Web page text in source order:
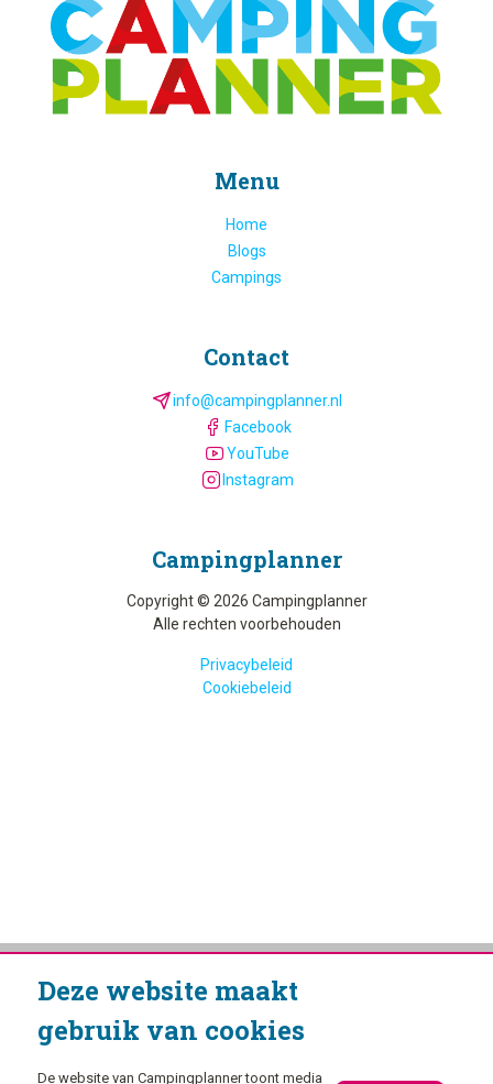
Menu
Home
Blogs
Campings
Contact
info@campingplanner.nl
Facebook
YouTube
Instagram
Camping­planner
Copyright © 2026 Campingplanner
Alle rechten voorbehouden
Privacybeleid
Cookiebeleid
Deze website maakt
gebruik van cookies
De website van Campingplanner toont media